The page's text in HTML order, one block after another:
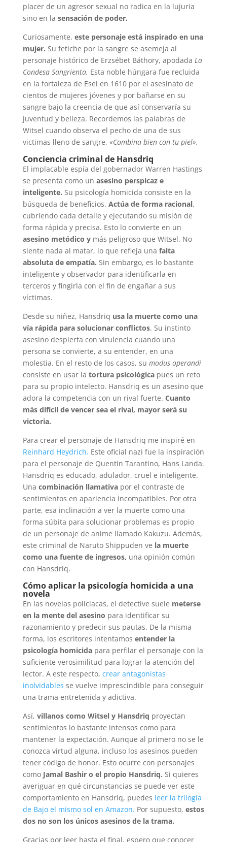
placer de un agresor sexual no radica en la lujuria
sino en la sensación de poder.
Curiosamente, este personaje está inspirado en una
mujer. Su fetiche por la sangre se asemeja al
personaje histórico de Erzsébet Báthory, apodada La
Condesa Sangrienta. Esta noble húngara fue recluida
en la fortaleza de Esei en 1610 por el asesinato de
cientos de mujeres jóvenes y por bañarse en su
sangre bajo la creencia de que así conservaría su
juventud y belleza. Recordemos las palabras de
Witsel cuando observa el pecho de una de sus
victimas lleno de sangre, «Combina bien con tu piel».
Conciencia criminal de Hansdriq
El implacable espía del gobernador Warren Hastings
se presenta como un asesino perspicaz e
inteligente. Su psicología homicida consiste en la
búsqueda de beneficios. Actúa de forma racional,
cubriendo cada detalle y ejecutando su misión de
forma rápida y precisa. Esto lo convierte en un
asesino metódico ymás peligroso que Witsel. No
siente nada al matar, lo que refleja una falta
absoluta de empatía. Sin embargo, es lo bastante
inteligente y observador para identificarla en
terceros y fingirla con el fin de engañar a sus
víctimas.
Desde su niñez, Hansdriq usa la muerte como una
vía rápida para solucionar conflictos. Su instinto
asesino despierta con virulencia cuando una
persona se convierte, a su entender, en una
molestia. En el resto de los casos, su modus operandi
consiste en usar la tortura psicológicapues un reto
para su propio intelecto. Hansdriq es un asesino que
adora la competencia con un rival fuerte. Cuanto
más difícil de vencer sea el rival, mayor será su
victoria.
Para crear el personaje de Hansdriq me inspiré en
Reinhard Heydrich. Este oficial nazi fue la inspiración
para el personaje de Quentin Tarantino, Hans Landa.
Hansdriq es educado, adulador, cruel e inteligente.
Una combinación llamativapor el contraste de
sentimientos en apariencia incompatibles. Por otra
parte, esa inclinación a ver la muerte como una
forma súbita para solucionar problemas es propio
de un personaje de anime llamado Kakuzu. Además,
este criminal de Naruto Shippuden ve la muerte
como una fuente de ingresos, una opinión común
con Hansdriq.
Cómo aplicar la psicología homicida a una
novela
En las novelas policiacas, el detective suele meterse
en la mente del asesino para identificar su
razonamiento y predecir sus pautas. De la misma
forma, los escritores intentamos entender la
psicología homicidapara perfilar el personaje con la
suficiente verosimilitud para lograr la atención del
lector. A este respecto, crear antagonistas
inolvidables se vuelve imprescindible para conseguir
una trama entretenida y adictiva.
Así, villanos como Witsel y Hansdriq proyectan
sentimientos lo bastante intensos como para
mantener la expectación. Aunque al primero no se le
conozca virtud alguna, incluso los asesinos pueden
tener código de honor. Esto ocurre con personajes
como Jamal Bashir o el propio Hansdriq. Si quieres
averiguar en qué circunstancias se puede ver este
comportamiento en Hansdriq, puedes leer la trilogía
de Bajo el mismo sol en Amazon. Por supuesto, estos
dos no son los únicos asesinos de la trama.
Gracias por leer hasta el final, espero que conocer